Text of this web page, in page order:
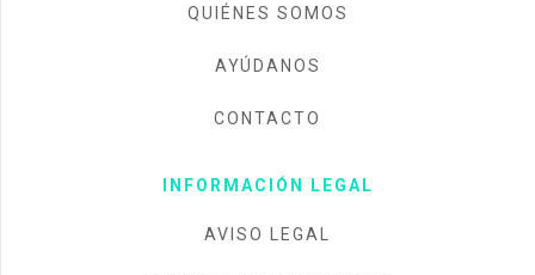
QUIÉNES SOMOS
AYÚDANOS
CONTACTO
INFORMACIÓN LEGAL
AVISO LEGAL